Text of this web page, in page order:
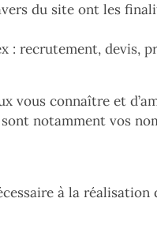
du site ont les
: recrutement, devis,
vous connaître et
notamment vos
à la